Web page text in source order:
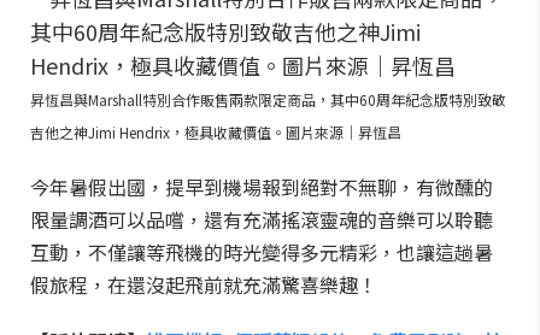
昇恆昌與Marshall特別合作販售兩款限定商品，其中60周年紀念版特別致敬
吉他之神Jimi Hendrix，極具收藏價值。圖片來源｜昇恆昌
今年暑假出國，提早到機場報到絕對不無聊，有微醺的
限量調酒可以品嚐，還有充滿搖滾靈魂的音樂可以聆聽
互動，不僅讓等飛機的時光變得多元精彩，也讓這趟暑
假旅程，在還沒起飛前就充滿驚喜樂趣！